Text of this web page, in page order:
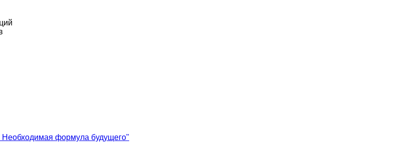
Необходимая формула будущего"